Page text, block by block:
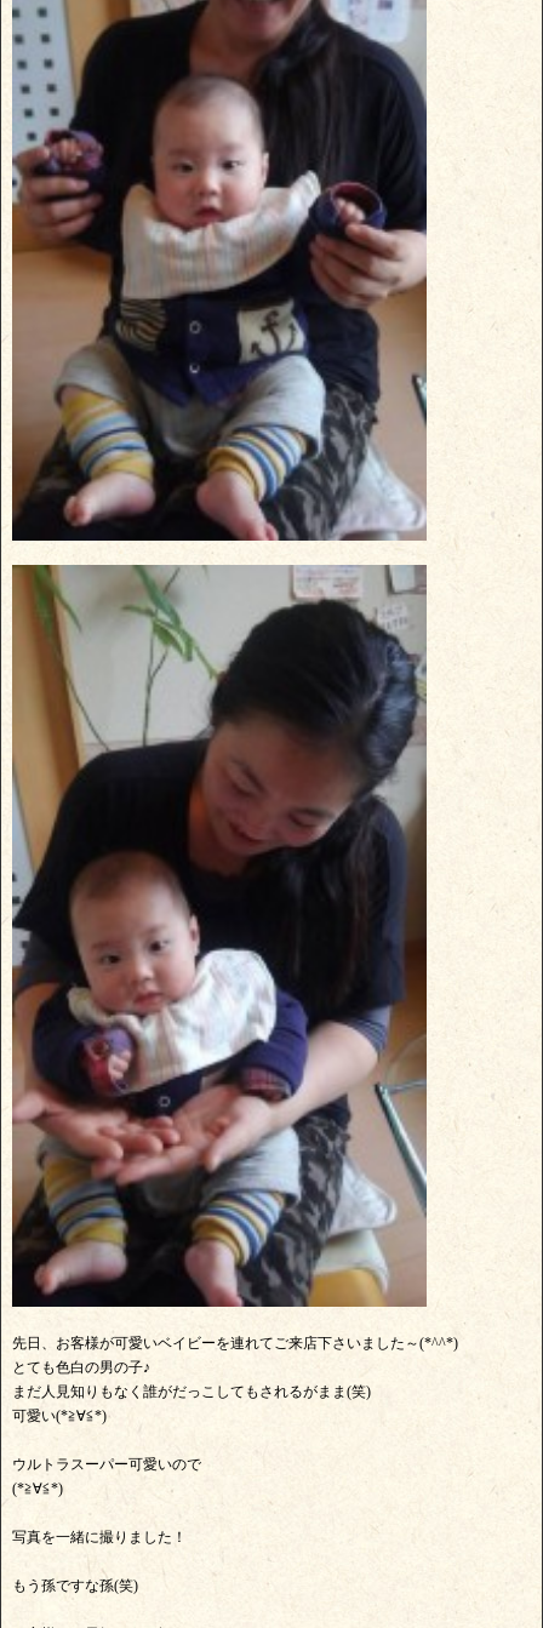
先日、お客様が可愛いベイビーを連れてご来店下さいました～(*^^*)
とても色白の男の子♪
まだ人見知りもなく誰がだっこしてもされるがまま(笑)
可愛い(*≧∀≦*)
ウルトラスーパー可愛いので
(*≧∀≦*)
写真を一緒に撮りました！
もう孫ですな孫(笑)